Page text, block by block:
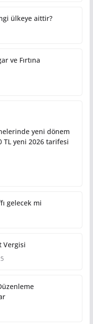
ülkeye aittir?
ve Fırtına
yeni dönem
TL yeni 2026 tarifesi
gelecek mi
Vergisi